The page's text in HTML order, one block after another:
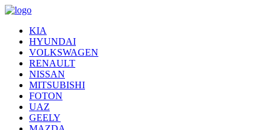
KIA
HYUNDAI
VOLKSWAGEN
RENAULT
NISSAN
MITSUBISHI
FOTON
UAZ
GEELY